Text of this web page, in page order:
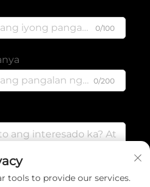
0/100
0/200
tools to provide our services.